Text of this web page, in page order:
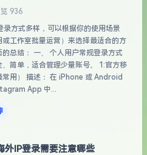
936
录方式多样，可以根据你的使用场景
或工作室批量运营）来选择最适合的方
的总结： 一、 个人用户常规登录方式
、简单，适合管理少量账号。 1:官方移
用） 描述： 在 iPhone 或 Android
App 中...
IP登录需要注意哪些